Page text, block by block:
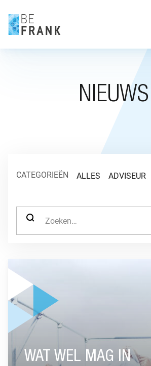
NIEUWS
CATEGORIEËN ALLES ADVISEUR
ZOEK NAAR:
WAT WEL MAG IN